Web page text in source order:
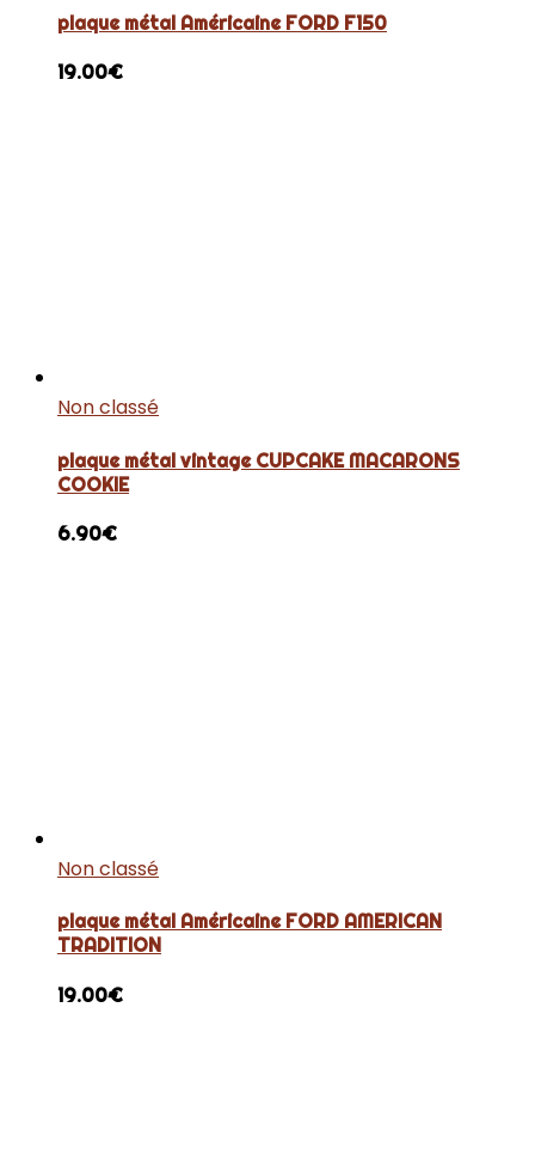
plaque métal Américaine FORD F150
19.00€
Non classé
plaque métal vintage CUPCAKE MACARONS
COOKIE
6.90€
Non classé
plaque métal Américaine FORD AMERICAN
TRADITION
19.00€